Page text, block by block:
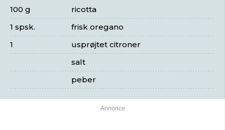
ricotta
100 g
frisk oregano
1 spsk.
usprøjtet citroner
1
salt
peber